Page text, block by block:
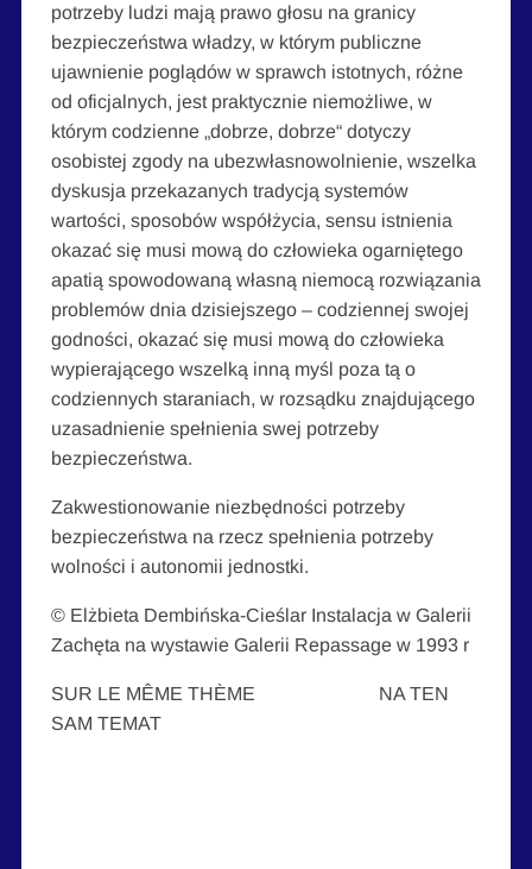
potrzeby ludzi mają prawo głosu na granicy
bezpieczeństwa władzy, w którym publiczne
ujawnienie poglądów w sprawch istotnych, różne
od oficjalnych, jest praktycznie niemożliwe, w
którym codzienne „dobrze, dobrze“ dotyczy
osobistej zgody na ubezwłasnowolnienie, wszelka
dyskusja przekazanych tradycją systemów
wartości, sposobów współżycia, sensu istnienia
okazać się musi mową do człowieka ogarniętego
apatią spowodowaną własną niemocą rozwiązania
problemów dnia dzisiejszego – codziennej swojej
godności, okazać się musi mową do człowieka
wypierającego wszelką inną myśl poza tą o
codziennych staraniach, w rozsądku znajdującego
uzasadnienie spełnienia swej potrzeby
bezpieczeństwa.
Zakwestionowanie niezbędności potrzeby
bezpieczeństwa na rzecz spełnienia potrzeby
wolności i autonomii jednostki.
© Elżbieta Dembińska-Cieślar Instalacja w Galerii
Zachęta na wystawie Galerii Repassage w 1993 r
SUR LE MÊME THÈME NA TEN
SAM TEMAT